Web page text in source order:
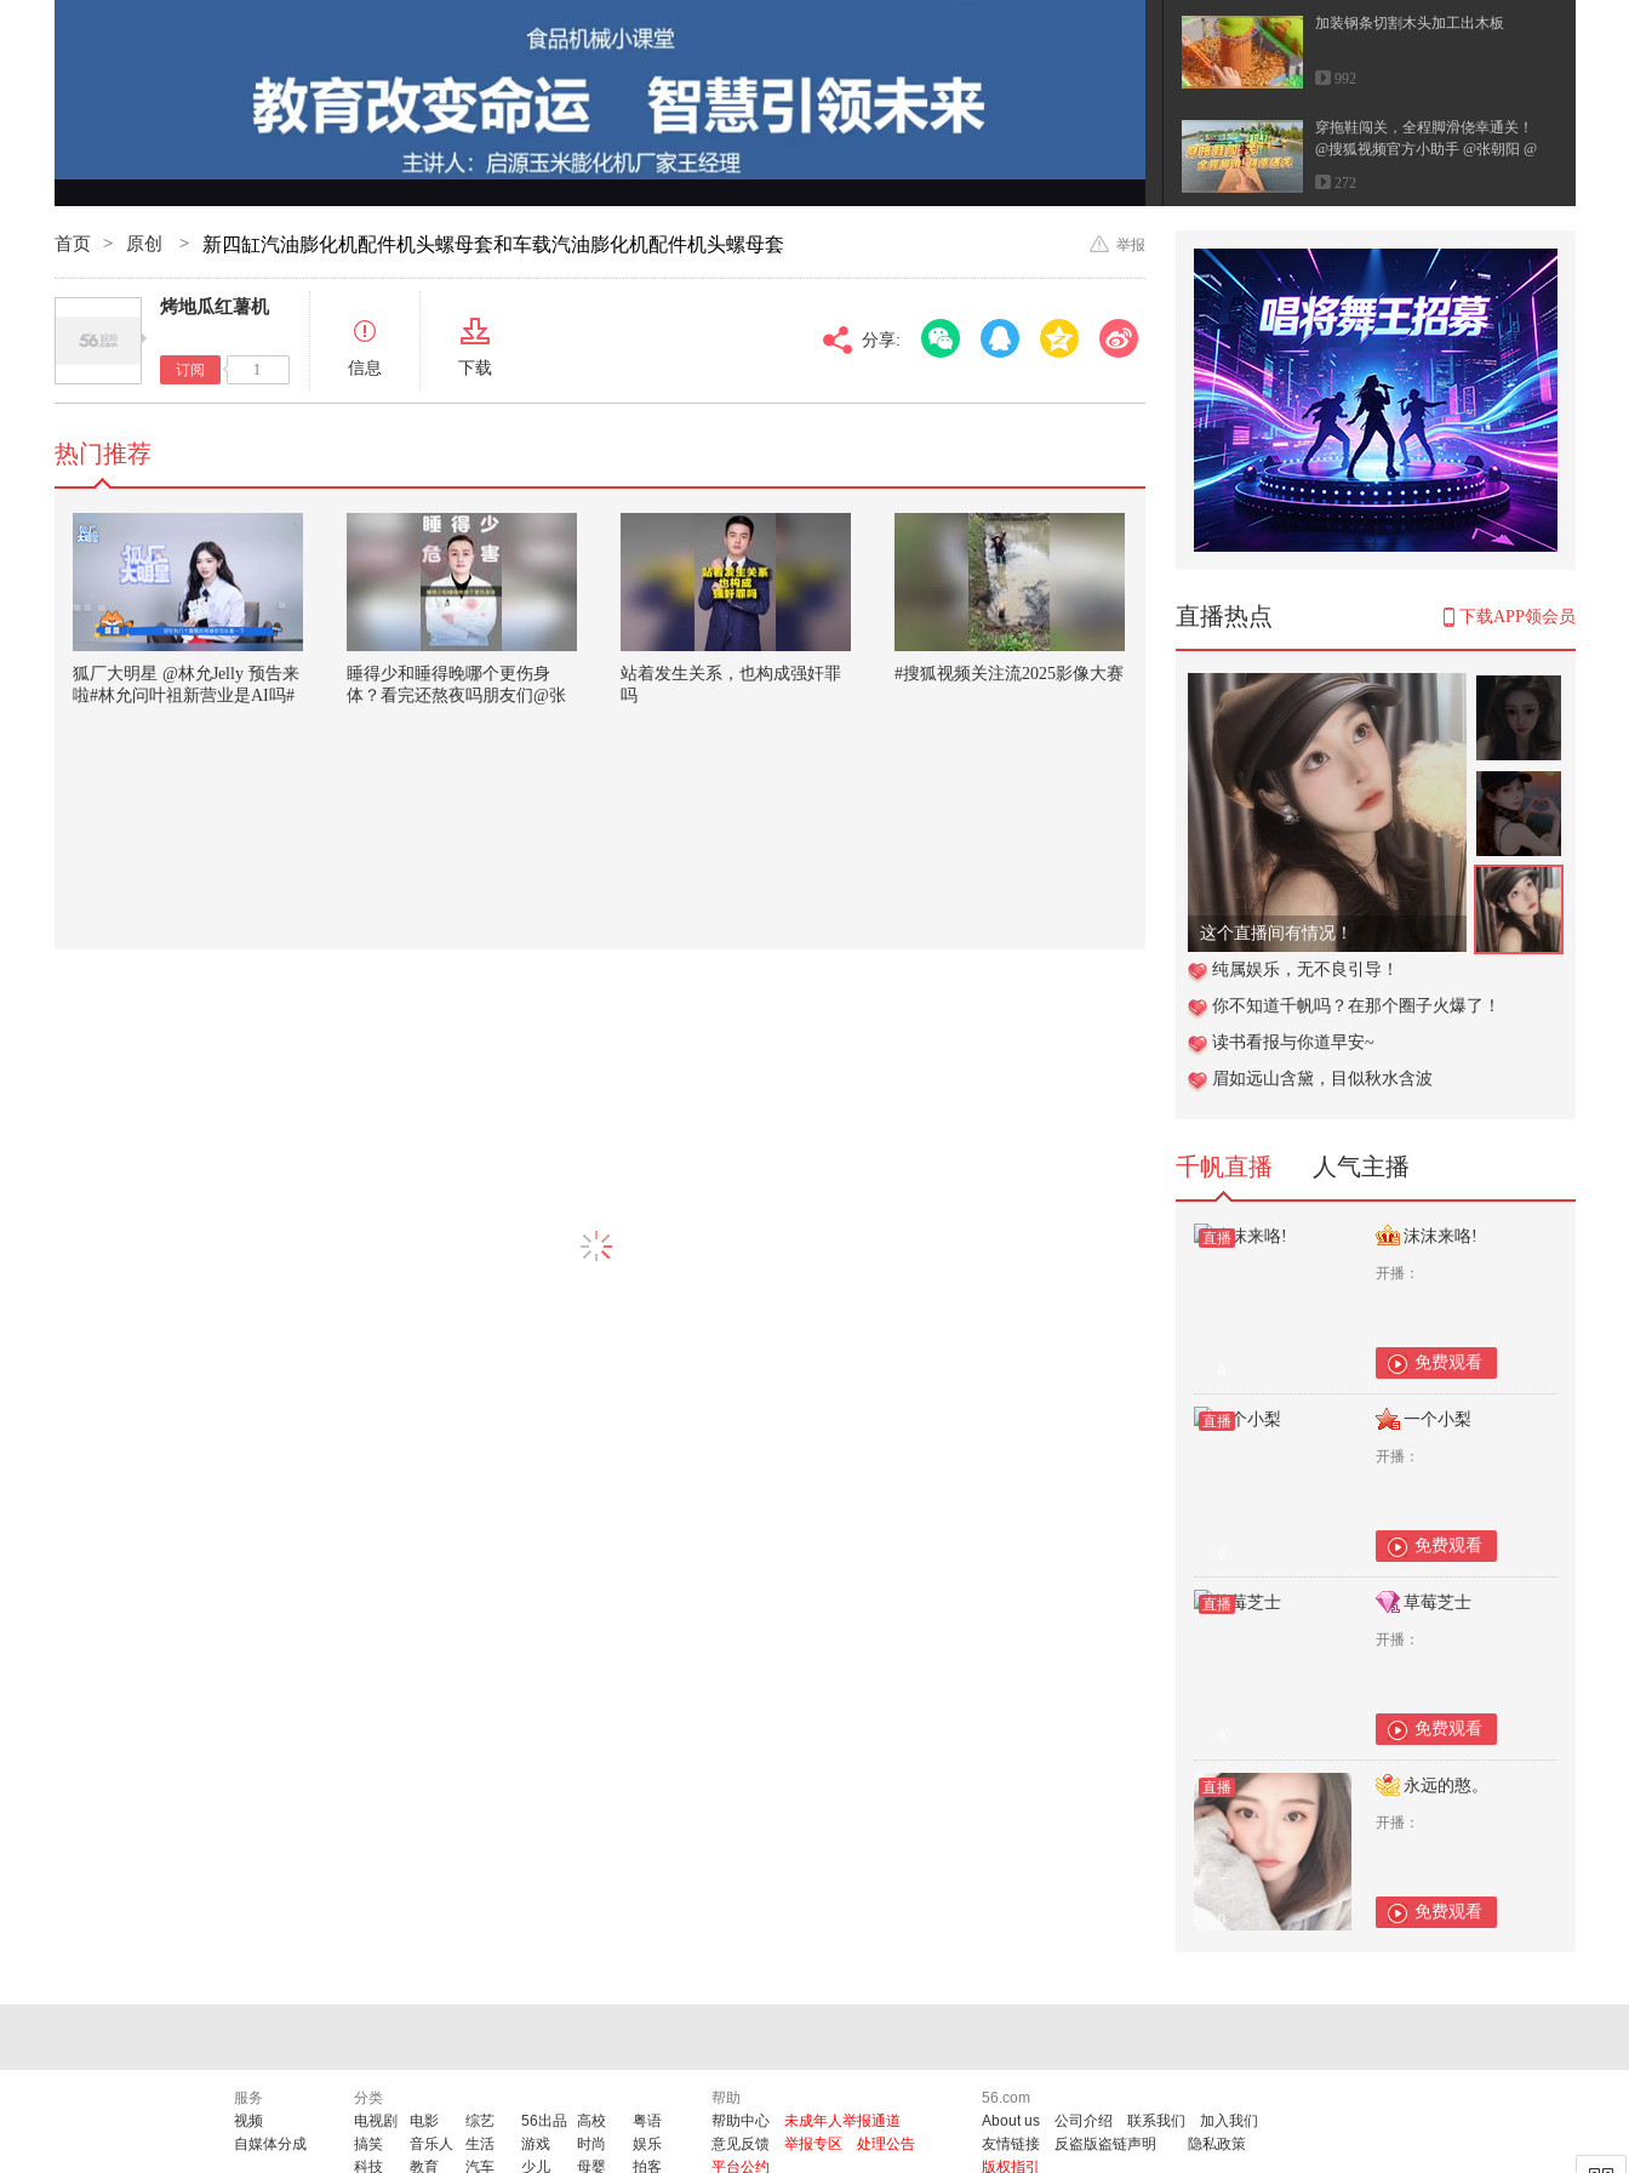
加装钢条切割木头加工出木板
992
穿拖鞋闯关，全程脚滑侥幸通关！
@搜狐视频官方小助手 @张朝阳 @
郭...
272
-）#顶尖舞者 #2026关注流国风舞...
217
美国官员抱怨，在特朗普面前不能
乱说中国坏话
730
父母学校没教的知识之身体7种异
味解决办法
3,130
代课老师
第1集：你居然在外面亲热的时候
拍视频！《亲密陷阱，绝不沉默》
6,689
举起多重的重量
1,449
从韩国西海岸到苗岭深山，文化与
热爱从不分国界，韩国忠清南道体
育...
332
你以为没事，其实是肝脏在呼救！
@...
1,487
韩国伦理电影，停下，我先擦擦嘴
首页 > 原创 > 新四缸汽油膨化机配件机头螺母套和车载汽油膨化机配件机头螺母套 举报
烤地瓜红薯机
订阅 1 信息 下载
分享:
直播热点 下载APP领会员
直播中
小困包
纯属娱乐，无不良引导！
你不知道千帆吗？在那个圈子火爆了！
读书看报与你道早安~
眉如远山含黛，目似秋水含波
千帆直播 人气主播
直播 沫沫来咯!
开播：
免费观看
直播 一个小梨
开播：
免费观看
直播 草莓芝士
开播：
免费观看
直播
0
永远的憨。
开播：
免费观看
热门推荐
狐厂大明星️ @林允Jelly 预告来
啦#林允问叶祖新营业是AI吗#
睡得少和睡得晚哪个更伤身
体？看完还熬夜吗朋友们@张
站着发生关系，也构成强奸罪
吗
#搜狐视频关注流2025影像大赛
服务
视频
自媒体分成
分类
电视剧
电影 综艺 56出品 高校
粤语
搞笑
音乐人 生活 游戏 时尚
娱乐
科技
教育 汽车 少儿 母婴 拍客
帮助
帮助中心
未成年人举报通道
意见反馈
举报专区
处理公告
平台公约
56.com
About us
公司介绍 联系我们
加入我们
友情链接
反盗版盗链声明
隐私政策
版权指引